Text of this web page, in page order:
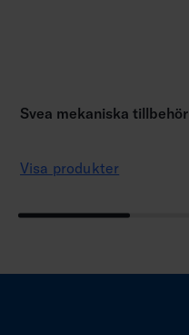
Svea mekaniska tillbehör
Visa produkter